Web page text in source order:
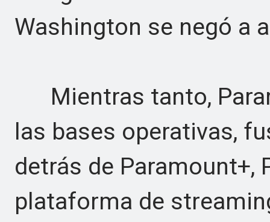
Washington se negó a
Mientras tanto,
las bases operativas,
detrás de Paramount+,
plataforma de